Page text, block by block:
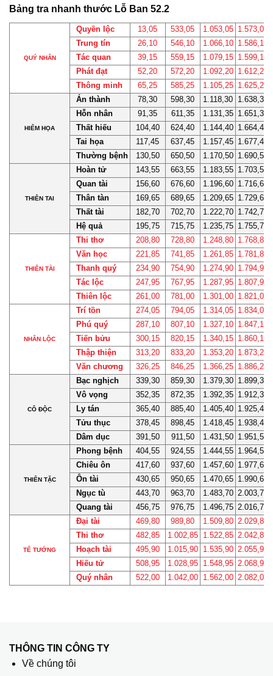
Bảng tra nhanh thước Lỗ Ban 52.2
QUÝ NHÂN
Quyền lộc
Trung tín
Tác quan
Phát đạt
Thông minh
HIỂM HỌA
Án thành
Hỗn nhân
Thất hiếu
Tai họa
Thường bệnh
THIÊN TAI
Hoàn tử
Quan tài
Thân tàn
Thất tài
Hệ quả
THIÊN TÀI
Thi thơ
Văn học
Thanh quý
Tác lộc
Thiên lộc
NHÂN LỘC
Trí tồn
Phú quý
Tiến bửu
Thập thiện
Văn chương
CÔ ĐỘC
Bạc nghịch
Vô vọng
Ly tán
Tửu thục
Dâm dục
THIÊN TẶC
Phong bệnh
Chiêu ôn
Ôn tài
Ngục tù
Quang tài
TỂ TƯỚNG
Đại tài
Thi thơ
Hoạch tài
Hiếu tử
Quý nhân
13,05 533,05 1.053,05 1.573,05
26,10
546,10 1.066,10 1.586,10
39,15
559,15 1.079,15 1.599,15
52,20
572,20 1.092,20 1.612,20
65,25
585,25 1.105,25 1.625,25
78,30
598,30 1.118,30 1.638,30
91,35
611,35 1.131,35 1.651,35
104,40
624,40 1.144,40 1.664,40
117,45
637,45 1.157,45 1.677,45
130,50
650,50 1.170,50 1.690,50
143,55
663,55 1.183,55 1.703,55
156,60
676,60 1.196,60 1.716,60
169,65
689,65 1.209,65 1.729,65
182,70
702,70 1.222,70 1.742,70
195,75
715,75 1.235,75 1.755,75
208,80
728,80 1.248,80 1.768,80
221,85
741,85 1.261,85 1.781,85
234,90
754,90 1.274,90 1.794,90
247,95
767,95 1.287,95 1.807,95
261,00
781,00 1.301,00 1.821,00
274,05
794,05 1.314,05 1.834,05
287,10
807,10 1.327,10 1.847,10
300,15
820,15 1.340,15 1.860,15
313,20
833,20 1.353,20 1.873,20
326,25
846,25 1.366,25 1.886,25
339,30
859,30 1.379,30 1.899,30
352,35
872,35 1.392,35 1.912,35
365,40
885,40 1.405,40 1.925,40
378,45
898,45 1.418,45 1.938,45
391,50
911,50 1.431,50 1.951,50
404,55
924,55 1.444,55 1.964,55
417,60
937,60 1.457,60 1.977,60
430,65
950,65 1.470,65 1.990,65
443,70
963,70 1.483,70 2.003,70
456,75
976,75 1.496,75 2.016,75
469,80
989,80 1.509,80 2.029,80
482,85
1.002,85 1.522,85 2.042,85
495,90
1.015,90 1.535,90 2.055,90
508,95
1.028,95 1.548,95 2.068,95
522,00
1.042,00 1.562,00 2.082,00
THÔNG TIN CÔNG TY
Về chúng tôi